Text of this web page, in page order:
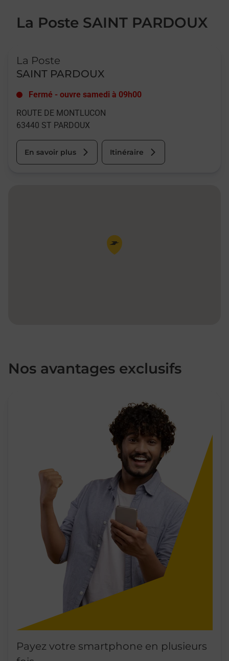
La Poste SAINT PARDOUX
La Poste
SAINT PARDOUX
Fermé - ouvre samedi à 09h00
ROUTE DE MONTLUCON
63440 ST PARDOUX
En savoir plus Itinéraire
Pin de la carte
Nos avantages exclusifs
Payez votre smartphone en plusieurs